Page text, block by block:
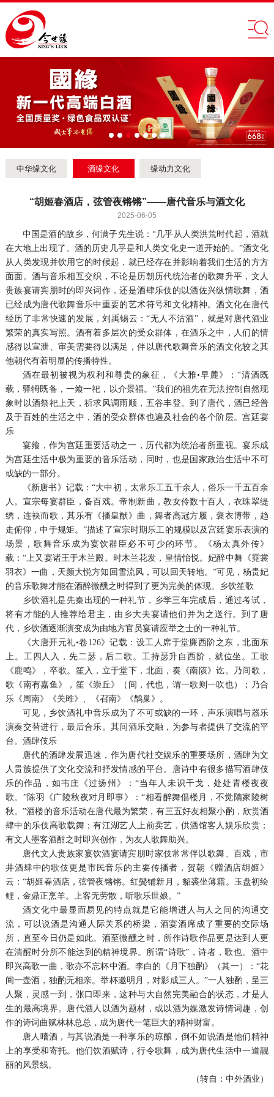
中华缘文化 酒缘文化 缘动力文化
“胡姬春酒店，弦管夜锵锵”——唐代音乐与酒文化
2025-06-05
中国是酒的故乡，何满子先生说：“几乎从人类洪荒时代起，酒就
在大地上出现了。酒的历史几乎是和人类文化史一道开始的。”酒文化
从人类发现并饮用它的时候起，就已经存在并影响着我们生活的方方
面面。酒与音乐相互交织，不论是历朝历代统治者的歌舞升平，文人
贵族宴请宾朋时的即兴词作，还是酒肆乐伎的以酒佐兴纵情歌舞，酒
已经成为唐代歌舞音乐中重要的艺术符号和文化精神。酒文化在唐代
经历了非常快速的发展，刘禹锡云：“无人不沽酒”，就是对唐代酒业
繁荣的真实写照。酒有着多层次的受众群体，在酒乐之中，人们的情
感得以宣泄、审美需要得以满足，伴以唐代歌舞音乐的酒文化较之其
他朝代有着明显的传播特性。
酒在最初被视为权利和尊贵的象征，《大雅•早麓》：“清酒既
载，驿牳既备，一飨一祀，以介景福。”我们的祖先在无法控制自然现
象时以酒祭祀上天，祈求风调雨顺，五谷丰登。到了唐代，酒已经普
及于百姓的生活之中，酒的受众群体也遍及社会的各个阶层。宫廷宴
乐
宴飨，作为宫廷重要活动之一，历代都为统治者所重视。宴乐成
为宫廷生活中极为重要的音乐活动，同时，也是国家政治生活中不可
或缺的一部分。
《新唐书》记载：“大中初，太常乐工五千余人，俗乐一千五百余
人。宣宗每宴群臣，备百戏。帝制新曲，教女伶数十百人，衣珠翠缇
绣，连袂而歌，其乐有《播皇猷》曲，舞者高冠方履，褒衣博带，趋
走俯仰，中于规矩。”描述了宣宗时期乐工的规模以及宫廷宴乐表演的
场景，歌舞音乐成为宴饮群臣必不可少的环节。《杨太真外传》
载：“上又宴诸王于木兰殿。时木兰花发，皇情怡悦。妃醉中舞《霓裳
羽衣》一曲，天颜大悦方知回雪流风，可以回天转地。”可见，杨贵妃
的音乐歌舞才能在酒醉微醺之时得到了更为完美的体现。乡饮笙歌
乡饮酒礼是先秦出现的一种礼节，乡学三年完成后，通过考试，
将有才能的人推荐给君主，由乡大夫宴请他们并为之送行。到了唐
代，乡饮酒逐渐演变成为由地方官员宴请应举之士的一种礼节。
《大唐开元礼•卷126》记载：设工人席于堂廉西阶之东，北面东
上。工四人入，先二瑟，后二歌。工持瑟升自西阶，就位坐。工歌
《鹿鸣》，卒歌。笙入，立于堂下，北面，奏《南陔》讫。乃间歌，
歌《南有嘉鱼》，笙《崇丘》（间，代也，谓一歌则一吹也）；乃合
乐《周南》《关雎》、《召南》《鹊巢》。
可见，乡饮酒礼中音乐成为了不可或缺的一环，声乐演唱与器乐
演奏交替进行，最后合乐。其间酒乐交融，为参与者提供了交流的平
台。酒肆伎乐
唐代的酒肆发展迅速，作为唐代社交娱乐的重要场所，酒肆为文
人贵族提供了文化交流和抒发情感的平台。唐诗中有很多描写酒肆伎
乐的作品，如韦庄《过扬州》：“当年人未识干戈，处处青楼夜夜
歌。”陈羽《广陵秋夜对月即事》：“相看醉舞倡楼月，不觉隋家陵树
秋。”酒楼的音乐活动在唐代最为繁荣，有三五好友相聚小酌，欣赏酒
肆中的乐伎高歌载舞；有江湖艺人上前卖艺，供酒馆客人娱乐欣赏；
有文人墨客酒酣之时即兴创作，为友人歌舞助兴。
唐代文人贵族家宴饮酒宴请宾朋时家伎常常伴以歌舞、百戏，市
井酒肆中的歌伎更是市民音乐的主要传播者，贺朝《赠酒店胡姬》
云：“胡姬春酒店，弦管夜锵锵。红鬓铺新月，貂裘坐薄霜。玉盘初绘
鲤，金鼎正烹羊。上客无劳散，听歌乐世娘。”
酒文化中最显而易见的特点就是它能增进人与人之间的沟通交
流，可以说酒是沟通人际关系的桥梁，酒宴酒席成了重要的交际场
所，直至今日仍是如此。酒至微醺之时，所作诗歌作品更是达到人更
在清醒时分所不能达到的精神境界。所谓“诗歌”，诗者，歌也。酒中
即兴高歌一曲，歌亦不忘杯中酒。李白的《月下独酌》（其一）：“花
间一壶酒，独酌无相亲。举杯邀明月，对影成三人。”一人独酌，呈三
人聚，灵感一到，张口即来，这种与大自然完美融合的状态，才是人
生的最高境界。唐代酒人以酒为题材，或以酒为媒激发诗情词趣，创
作的诗词曲赋林林总总，成为唐代一笔巨大的精神财富。
唐人嗜酒，与其说酒是一种享乐的琼酿，倒不如说酒是他们精神
上的享受和寄托。他们饮酒赋诗，行令歌舞，成为唐代生活中一道靓
丽的风景线。
（转自：中外酒业）